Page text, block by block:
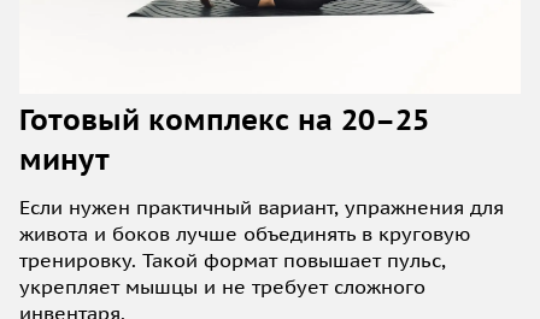
Готовый комплекс на 20–25
минут
Если нужен практичный вариант, упражнения для
живота и боков лучше объединять в круговую
тренировку. Такой формат повышает пульс,
укрепляет мышцы и не требует сложного
инвентаря.